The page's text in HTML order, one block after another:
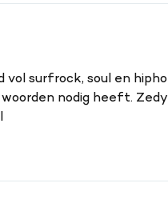
surfrock, soul en
nodig heeft.